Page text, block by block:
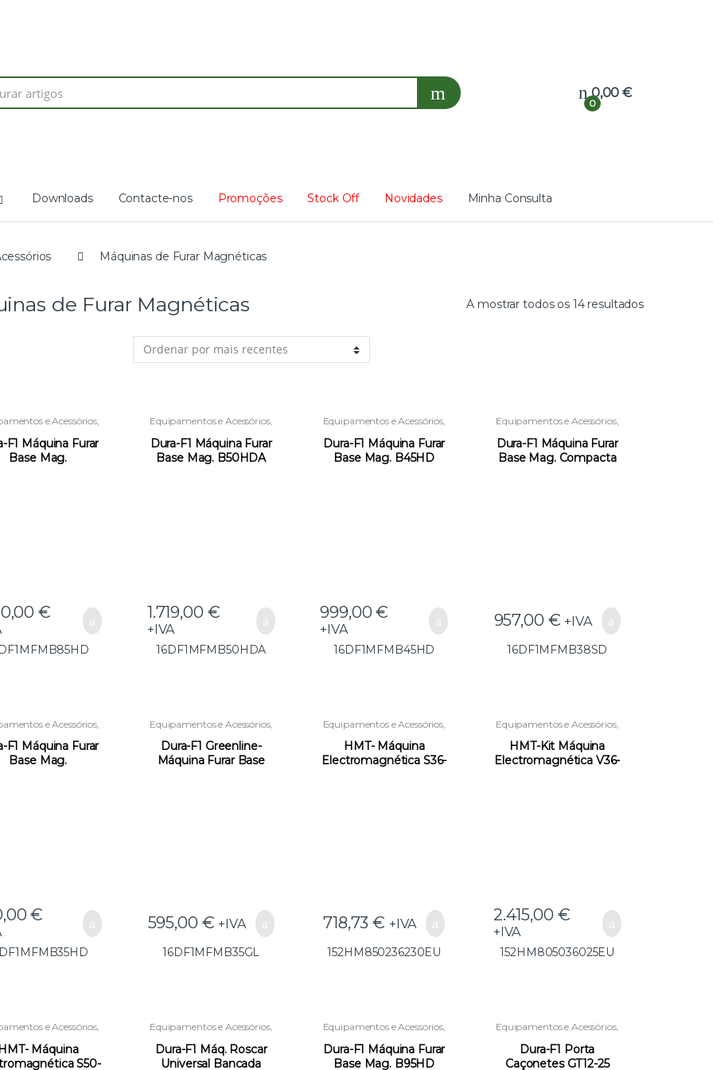
Search
0
0,00€
Downloads Contacte-nos Promoções Stock Off Novidades Minha Consulta
Máquinas de Furar Magnéticas
de Furar Magnéticas A mostrar todos os 14 resultados
e Acessórios,
Magnéticas
F1 Máquina Furar
Base Mag.
€
Equipamentos e Acessórios,
Magnéticas
Dura-F1 Máquina Furar
Base Mag. B50HDA
1.719,00 €
+IVA
16DF1MFMB50HDA
Equipamentos e Acessórios,
Magnéticas
Dura-F1 Máquina Furar
Base Mag. B45HD
999,00€
+IVA
16DF1MFMB45HD
Equipamentos e Acessórios,
Magnéticas
Dura-F1 Máquina Furar
Base Mag. Compacta
957,00 € +IVA
16DF1MFMB38SD
e Acessórios
de Furar
Magnéticas
F1 Máquina Furar
Base Mag.
€
Equipamentos e Acessórios,
Máquinas de Furar
Magnéticas
Dura-F1 Greenline-
Máquina Furar Base
595,00 € +IVA
16DF1MFMB35GL
Equipamentos e Acessórios
Máquinas de Furar
Magnéticas,Novidades
HMT- Máquina
Electromagnética S36-
718,73€ +IVA
152HM850236230EU
Equipamentos e Acessórios,
Máquinas de Furar
Magnéticas ,Novidades
HMT-Kit Máquina
Electromagnética V36-
2.415,00 €
+IVA
152HM805036025EU
e Acessórios,
,Novidades
HMT- Máquina
S50-
Equipamentos e Acessórios,
Magnéticas
Dura-F1 Máq. Roscar
Universal Bancada
Equipamentos e Acessórios,
Magnéticas
Dura-F1 Máquina Furar
Base Mag. B95HD
Equipamentos e Acessórios,
Magnéticas
Dura-F1 Porta
Caçonetes GT12-25